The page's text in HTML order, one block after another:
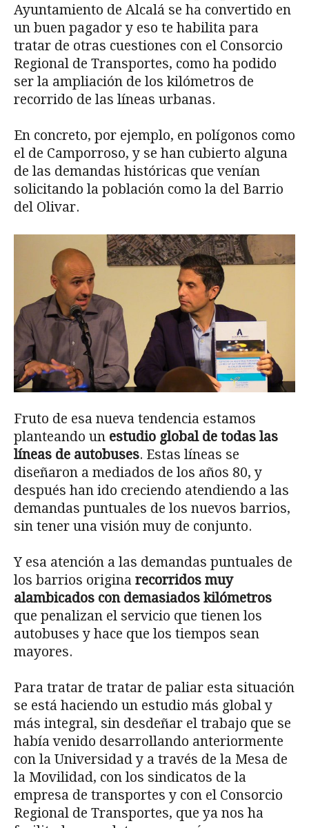
Ayuntamiento de Alcalá se ha convertido en
un buen pagador y eso te habilita para
tratar de otras cuestiones con el Consorcio
Regional de Transportes, como ha podido
ser la ampliación de los kilómetros de
recorrido de las líneas urbanas.
En concreto, por ejemplo, en polígonos como
el de Camporroso, y se han cubierto alguna
de las demandas históricas que venían
solicitando la población como la del Barrio
del Olivar.
Fruto de esa nueva tendencia estamos
planteando un estudio global de todas las
líneas de autobuses. Estas líneas se
diseñaron a mediados de los años 80, y
después han ido creciendo atendiendo a las
demandas puntuales de los nuevos barrios,
sin tener una visión muy de conjunto.
Y esa atención a las demandas puntuales de
los barrios origina recorridos muy
alambicados con demasiados kilómetros
que penalizan el servicio que tienen los
autobuses y hace que los tiempos sean
mayores.
Para tratar de tratar de paliar esta situación
se está haciendo un estudio más global y
más integral, sin desdeñar el trabajo que se
había venido desarrollando anteriormente
con la Universidad y a través de la Mesa de
la Movilidad, con los sindicatos de la
empresa de transportes y con el Consorcio
Regional de Transportes, que ya nos ha